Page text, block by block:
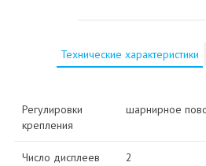
Технические характеристики
Регулировки
крепления
шарнирное
Число дисплеев 2